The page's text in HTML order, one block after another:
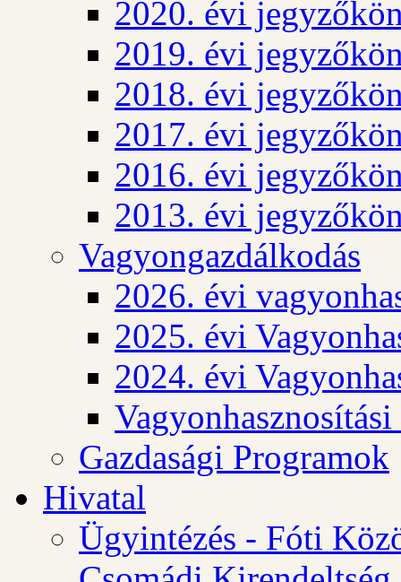
2020. évi
2019. évi
2018. évi
2017. évi
2016. évi
2013. évi
Vagyongazdálkodás
2026. évi
2025. évi
2024. évi
Gazdasági Programok
Hivatal
Ügyintézés - Fóti